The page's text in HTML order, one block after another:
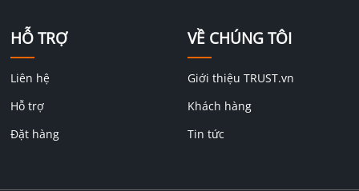
HỖ TRỢ
Liên hệ
Hỗ trợ
Đặt hàng
VỀ CHÚNG TÔI
Giới thiệu TRUST.vn
Khách hàng
Tin tức